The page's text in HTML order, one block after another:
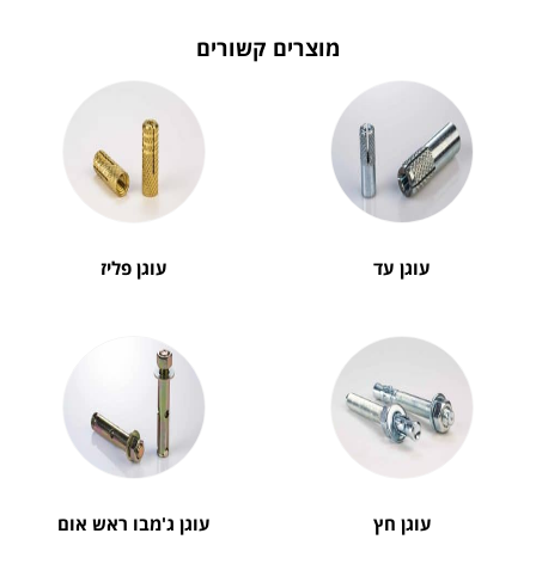
מוצרים קשורים
עוגן עד עוגן פליז
עוגן חץ עוגן ג'מבו ראש אום